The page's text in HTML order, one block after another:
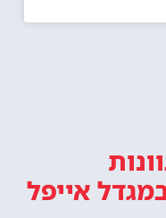
אייפל